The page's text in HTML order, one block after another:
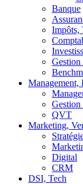
Banque
Impôts,
Gestion
Management,
QVT
Marketing,
Digital
CRM
DSI, Tech